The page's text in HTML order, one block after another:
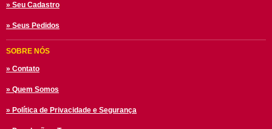
» Seu Cadastro
» Seus Pedidos
SOBRE NÓS
» Contato
» Quem Somos
» Política de Privacidade e Segurança